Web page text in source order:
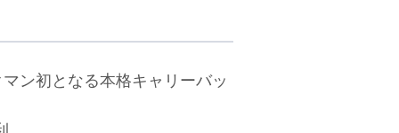
ン初となる本格キャリーバッ